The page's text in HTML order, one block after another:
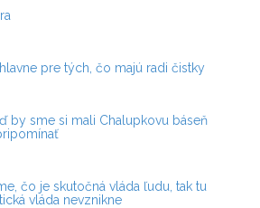
pre tých, čo majú radi čistky
by sme si mali Chalupkovu báseň
čo je skutočná vláda ľudu, tak tu
vláda nevznikne